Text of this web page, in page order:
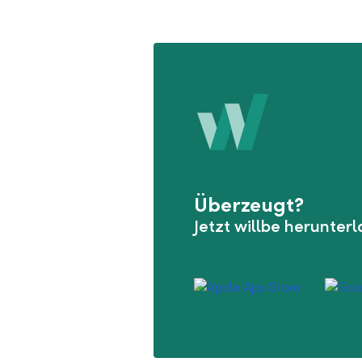
Überzeugt?
Jetzt willbe